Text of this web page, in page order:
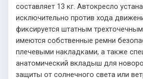
составляет 13 кг. Автокресло
исключительно против хода
фиксируется штатным
имеются собственные ремни
плечевыми накладками, а также
анатомический вкладыш для
защиты от солнечного света или